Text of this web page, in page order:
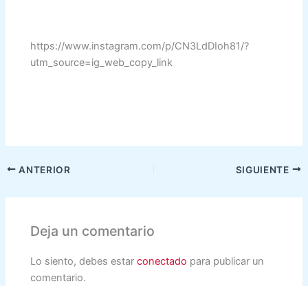
https://www.instagram.com/p/CN3LdDIoh81/?
utm_source=ig_web_copy_link
ANTERIOR SIGUIENTE
Deja un comentario
Lo siento, debes estarconectado para publicar un
comentario.